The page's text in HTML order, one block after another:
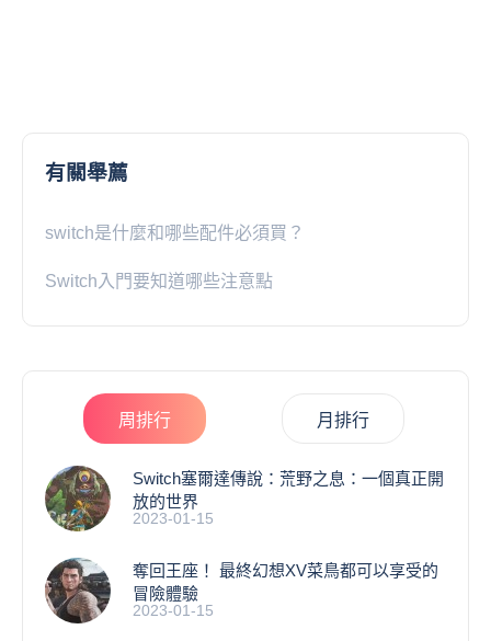
有關舉薦
switch是什麼和哪些配件必須買？
Switch入門要知道哪些注意點
周排行 月排行
Switch塞爾達傳說：荒野之息：一個真正開
放的世界
2023-01-15
奪回王座！ 最終幻想XV菜鳥都可以享受的
冒險體驗
2023-01-15